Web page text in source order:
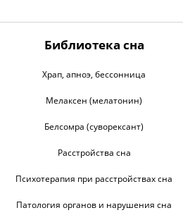
Библиотека сна
Храп, апноэ, бессонница
Мелаксен (мелатонин)
Белсомра (суворексант)
Расстройства сна
Психотерапия при расстройствах сна
Патология органов и нарушения сна